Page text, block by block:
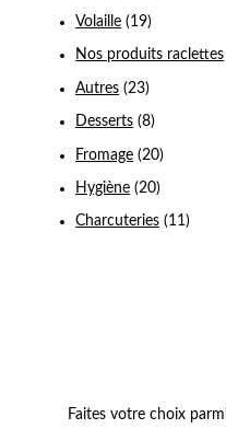
Volaille (19)
Nos produits raclettes
Autres (23)
Desserts (8)
Fromage (20)
Hygiène (20)
Charcuteries (11)
Faites votre choix